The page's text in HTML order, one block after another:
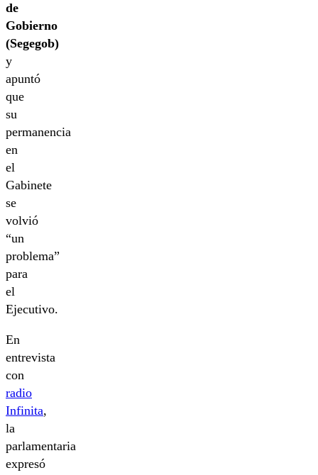
de
Gobierno
(Segegob)
y
apuntó
que
su
permanencia
en
el
Gabinete
se
volvió
“un
problema”
para
el
Ejecutivo.
En
entrevista
con
radio
Infinita,
la
parlamentaria
expresó